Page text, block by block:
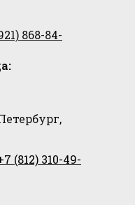
(812) 310-49-
868-84-